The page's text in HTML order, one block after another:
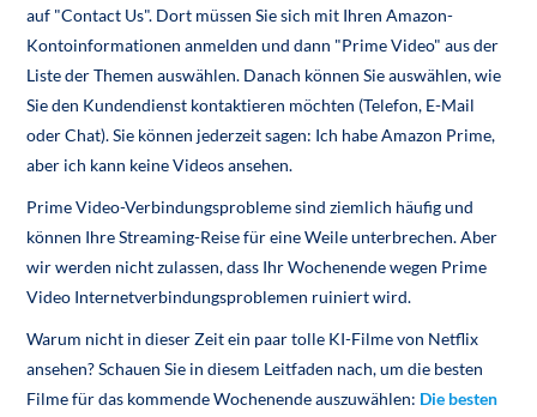
auf "Contact Us". Dort müssen Sie sich mit Ihren Amazon-
Kontoinformationen anmelden und dann "Prime Video" aus der
Liste der Themen auswählen. Danach können Sie auswählen, wie
Sie den Kundendienst kontaktieren möchten (Telefon, E-Mail
oder Chat). Sie können jederzeit sagen: Ich habe Amazon Prime,
aber ich kann keine Videos ansehen.
Prime Video-Verbindungsprobleme sind ziemlich häufig und
können Ihre Streaming-Reise für eine Weile unterbrechen. Aber
wir werden nicht zulassen, dass Ihr Wochenende wegen Prime
Video Internetverbindungsproblemen ruiniert wird.
Warum nicht in dieser Zeit ein paar tolle KI-Filme von Netflix
ansehen? Schauen Sie in diesem Leitfaden nach, um die besten
Filme für das kommende Wochenende auszuwählen: Die besten